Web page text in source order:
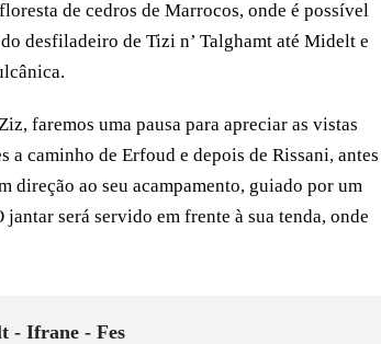
de cedros de Marrocos, onde é possível
desfiladeiro de Tizi n’ Talghamt até Midelt e
faremos uma pausa para apreciar as vistas
a caminho de Erfoud e depois de Rissani, antes
direção ao seu acampamento, guiado por um
será servido em frente à sua tenda, onde
- Ifrane - Fes